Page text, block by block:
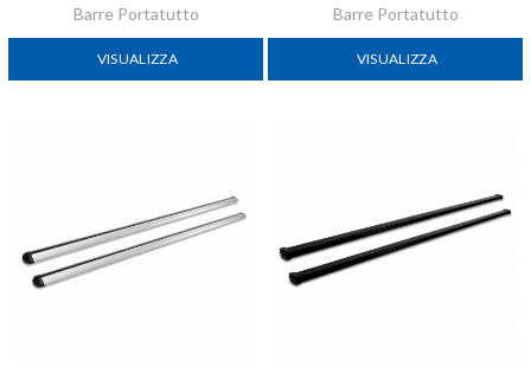
Barre Portatutto
VISUALIZZA
Barre Portatutto
VISUALIZZA